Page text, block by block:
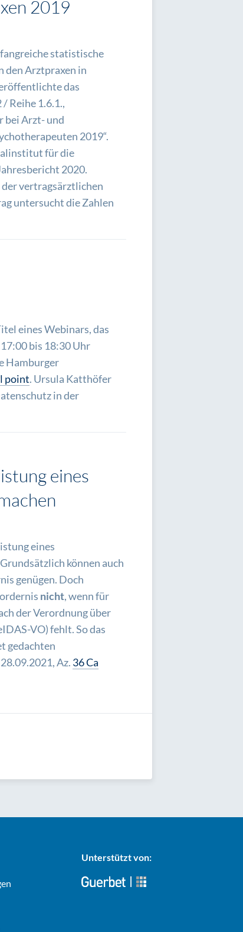
2019
statistische
den Arztpraxen in
das
/ Reihe 1.6.1.,
bei Arzt- und
2019“.
für die
2020.
vertragsärztlichen
untersucht die Zahlen
eines Webinars, das
bis 18:30 Uhr
Hamburger
point. Ursula Katthöfer
in der
eines
eines
können auch
genügen. Doch
nicht, wenn für
der Verordnung über
VO) fehlt. So das
gedachten
Az. 36 Ca
Unterstützt von: